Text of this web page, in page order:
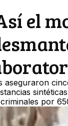
el
aseguraron
por